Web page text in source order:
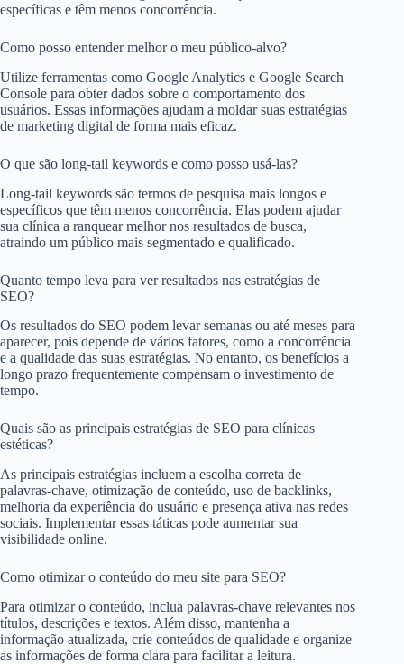
específicas e têm menos concorrência.
Como posso entender melhor o meu público-alvo?
Utilize ferramentas como Google Analytics e Google Search
Console para obter dados sobre o comportamento dos
usuários. Essas informações ajudam a moldar suas estratégias
de marketing digital de forma mais eficaz.
O que são long-tail keywords e como posso usá-las?
Long-tail keywords são termos de pesquisa mais longos e
específicos que têm menos concorrência. Elas podem ajudar
sua clínica a ranquear melhor nos resultados de busca,
atraindo um público mais segmentado e qualificado.
Quanto tempo leva para ver resultados nas estratégias de
SEO?
Os resultados do SEO podem levar semanas ou até meses para
aparecer, pois depende de vários fatores, como a concorrência
e a qualidade das suas estratégias. No entanto, os benefícios a
longo prazo frequentemente compensam o investimento de
tempo.
Quais são as principais estratégias de SEO para clínicas
estéticas?
As principais estratégias incluem a escolha correta de
palavras-chave, otimização de conteúdo, uso de backlinks,
melhoria da experiência do usuário e presença ativa nas redes
sociais. Implementar essas táticas pode aumentar sua
visibilidade online.
Como otimizar o conteúdo do meu site para SEO?
Para otimizar o conteúdo, inclua palavras-chave relevantes nos
títulos, descrições e textos. Além disso, mantenha a
informação atualizada, crie conteúdos de qualidade e organize
as informações de forma clara para facilitar a leitura.